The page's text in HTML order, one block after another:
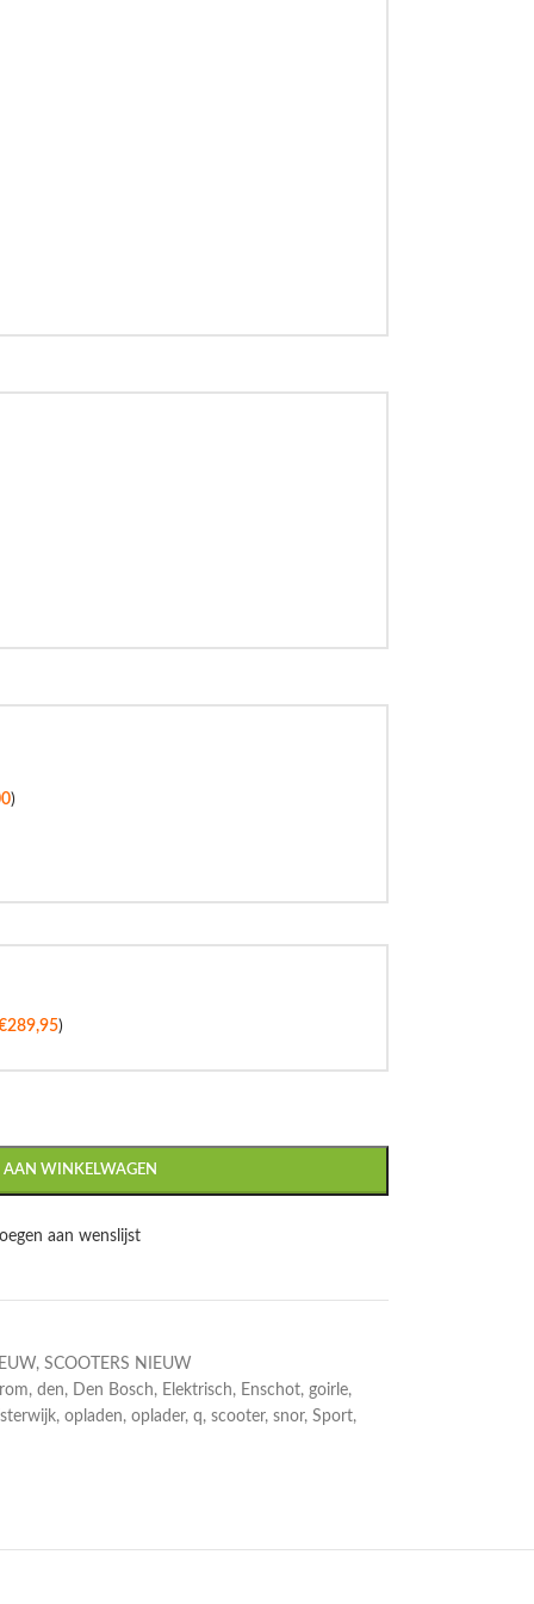
)
289,95)
AAN WINKELWAGEN
aan wenslijst
, SCOOTERS NIEUW
, den, Den Bosch, Elektrisch, Enschot, goirle,
, opladen, oplader, q, scooter, snor, Sport,